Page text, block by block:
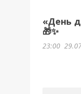
«День
🎁✨
23:00